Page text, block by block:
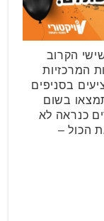
הקרוב
המרכזיות
בסניפים
בשום
כנראה לא
הכול –